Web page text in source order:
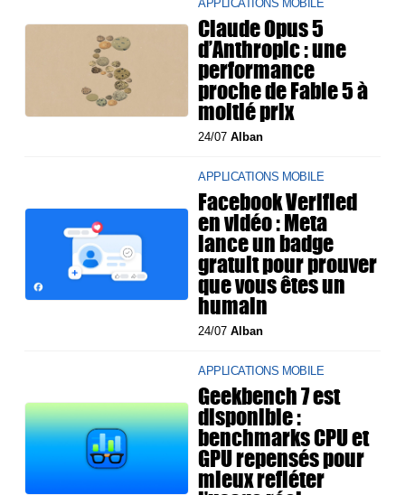
APPLICATIONS MOBILE
Claude Opus 5
d’Anthropic : une
performance
proche de Fable 5 à
moitié prix
24/07Alban
APPLICATIONS MOBILE
Facebook Verified
en vidéo : Meta
lance un badge
gratuit pour prouver
que vous êtes un
humain
24/07Alban
APPLICATIONS MOBILE
Geekbench 7 est
disponible :
benchmarks CPU et
GPU repensés pour
mieux refléter